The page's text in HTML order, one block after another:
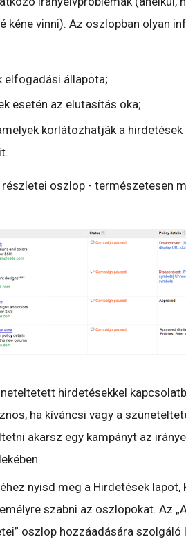
kéne vinni). Az oszlopban olyan
elfogadási állapota;
esetén az elutasítás oka;
korlátozhatják a
oszlop - természetesen
hirdetésekkel
ha kíváncsi vagy a
akarsz egy kampányt az
nyisd meg a Hirdetések lapot,
szabni az oszlopokat. Az
oszlop hozzáadására szolgáló